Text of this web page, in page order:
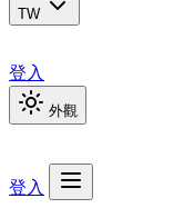
TW
登入
外觀
登入